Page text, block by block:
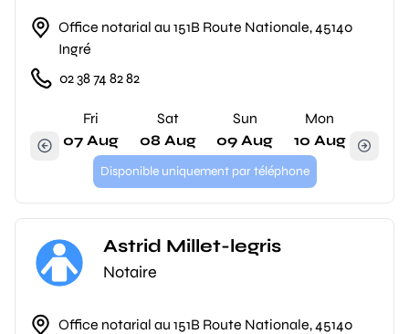
Office notarial au 151B Route Nationale, 45140
Ingré
02 38 74 82 82
Fri
07 Aug
Sat
08 Aug
Sun
09 Aug
Mon
10 Aug
Disponible uniquement par téléphone
Astrid Millet-legris
Notaire
Office notarial au 151B Route Nationale, 45140